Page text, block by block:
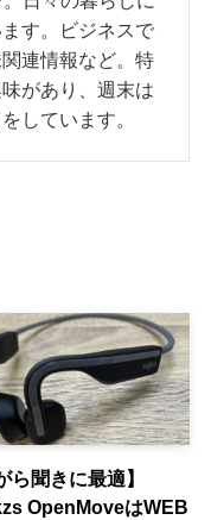
す。ビジネスで
連情報など。特
があり、週末は
しています。
ら聞きに最適】
OpenMoveはWEB